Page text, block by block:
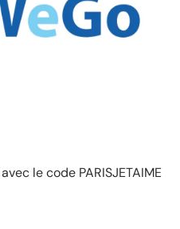
le code PARISJETAIME